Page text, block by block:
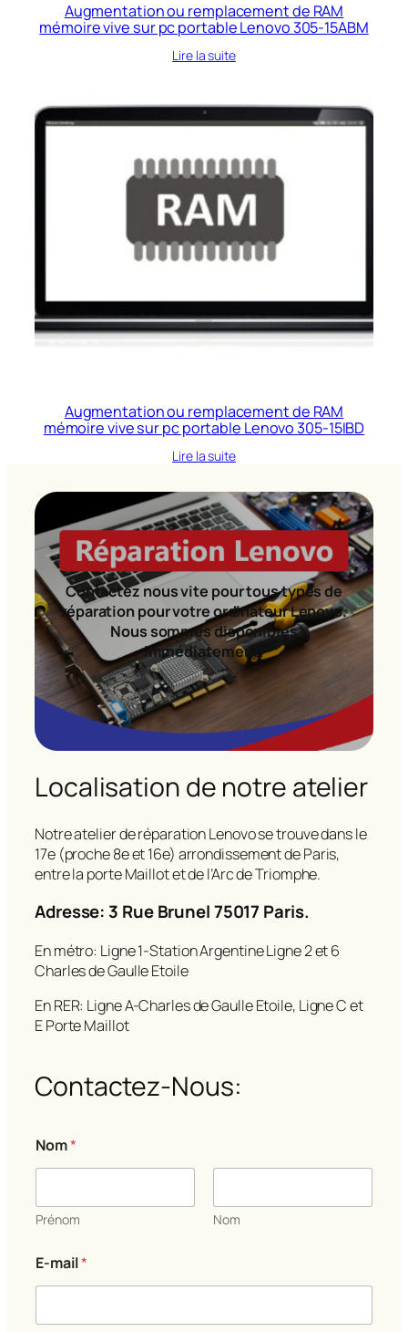
Augmentation ou remplacement de RAM
mémoire vive sur pc portable Lenovo 305-15ABM
Lire la suite
Augmentation ou remplacement de RAM
mémoire vive sur pc portable Lenovo 305-15IBD
Lire la suite
Contactez nous vite pour tous types de
réparation pour votre ordinateur Lenovo.
Nous sommes disponibles
immédiatement!
Localisation de notre atelier
Notre atelier de réparation Lenovo se trouve dans le
17e (proche 8e et 16e) arrondissement de Paris,
entre la porte Maillot et de l’Arc de Triomphe.
Adresse: 3 Rue Brunel 75017 Paris.
En métro: Ligne 1-Station Argentine Ligne 2 et 6
Charles de Gaulle Etoile
En RER: Ligne A-Charles de Gaulle Etoile, Ligne C et
E Porte Maillot
Contactez-Nous:
Nom*
Prénom Nom
E-mail*